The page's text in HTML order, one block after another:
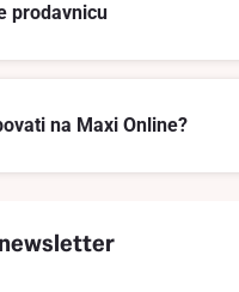
prodavnicu
na Maxi Online?